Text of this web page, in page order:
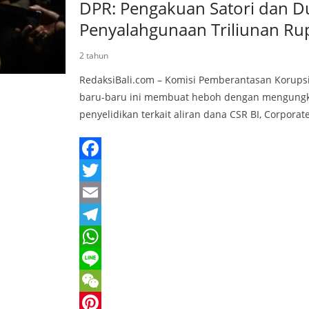
DPR: Pengakuan Satori dan
Penyalahgunaan Triliunan
2 tahun
RedaksiBali.com – Komisi Pemberantasan
baru-baru ini membuat heboh dengan
penyelidikan terkait aliran dana CSR BI,
F
a
c
e
b
o
o
T
w
t
t
e
E
m
a
T
e
e
W
h
a
L
W